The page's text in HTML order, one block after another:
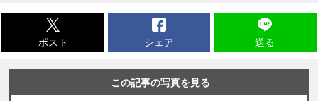
ポスト シェア 送る
この記事の写真を見る